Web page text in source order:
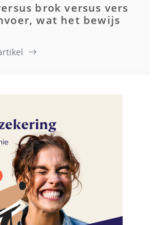
brok versus vers
wat het bewijs